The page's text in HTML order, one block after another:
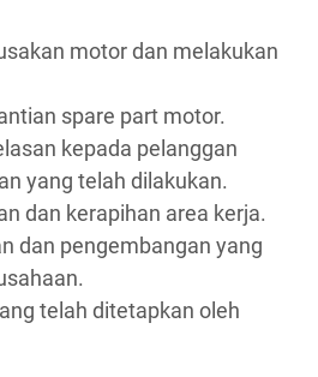
motor dan melakukan
spare part motor.
kepada pelanggan
yang telah dilakukan.
dan kerapihan area kerja.
dan pengembangan yang
telah ditetapkan oleh